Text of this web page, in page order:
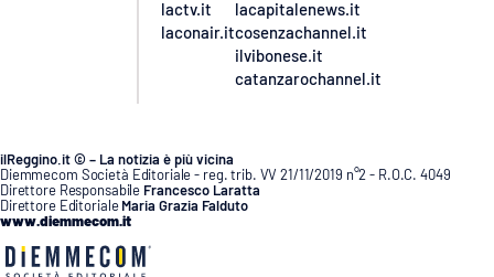
lactv.it
laconair.it
lacapitalenews.it
cosenzachannel.it
ilvibonese.it
catanzarochannel.it
ilReggino.it © – La notizia è più vicina
Diemmecom Società Editoriale - reg. trib. VV 21/11/2019 n°2 - R.O.C. 4049
Direttore Responsabile Francesco Laratta
Direttore Editoriale Maria Grazia Falduto
www.diemmecom.it